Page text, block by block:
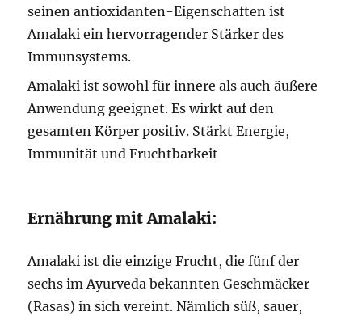
seinen antioxidanten-Eigenschaften ist
Amalaki ein hervorragender Stärker des
Immunsystems.
Amalaki ist sowohl für innere als auch äußere
Anwendung geeignet. Es wirkt auf den
gesamten Körper positiv. Stärkt Energie,
Immunität und Fruchtbarkeit
Ernährung mit Amalaki:
Amalaki ist die einzige Frucht, die fünf der
sechs im Ayurveda bekannten Geschmäcker
(Rasas) in sich vereint. Nämlich süß, sauer,